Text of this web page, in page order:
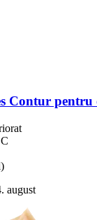
Contur pentru
august